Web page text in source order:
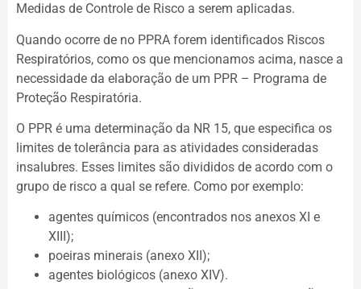
Medidas de Controle de Risco a serem aplicadas.
Quando ocorre de no PPRA forem identificados Riscos
Respiratórios, como os que mencionamos acima, nasce a
necessidade da elaboração de um PPR – Programa de
Proteção Respiratória.
O PPR é uma determinação da NR 15, que especifica os
limites de tolerância para as atividades consideradas
insalubres. Esses limites são divididos de acordo com o
grupo de risco a qual se refere. Como por exemplo:
agentes químicos (encontrados nos anexos XI e
XIII);
poeiras minerais (anexo XII);
agentes biológicos (anexo XIV).